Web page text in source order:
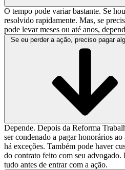
O tempo pode variar bastante. Se
resolvido rapidamente. Mas, se
pode levar meses ou até anos,
Se eu perder a ação, preciso pagar
Depende. Depois da Reforma
ser condenado a pagar honorários
há exceções. Também pode haver
do contrato feito com seu advogado.
tudo antes de entrar com a ação.